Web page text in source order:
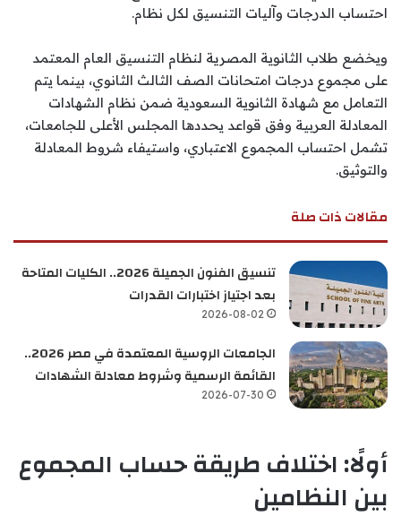
احتساب الدرجات وآليات التنسيق لكل نظام.
ويخضع طلاب الثانوية المصرية لنظام التنسيق العام المعتمد
على مجموع درجات امتحانات الصف الثالث الثانوي، بينما يتم
التعامل مع شهادة الثانوية السعودية ضمن نظام الشهادات
المعادلة العربية وفق قواعد يحددها المجلس الأعلى للجامعات،
تشمل احتساب المجموع الاعتباري، واستيفاء شروط المعادلة
والتوثيق.
مقالات ذات صلة
تنسيق الفنون الجميلة 2026.. الكليات المتاحة
بعد اجتياز اختبارات القدرات
2026-08-02
الجامعات الروسية المعتمدة في مصر 2026..
القائمة الرسمية وشروط معادلة الشهادات
2026-07-30
أولًا: اختلاف طريقة حساب المجموع
بين النظامين